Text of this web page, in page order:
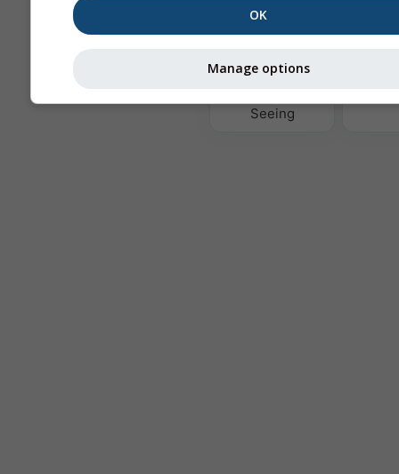
Seeing
OK
Manage options